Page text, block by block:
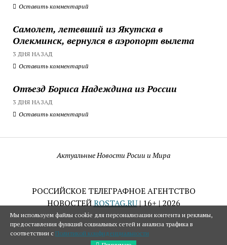
Оставить комментарий
Самолет, летевший из Якутска в
Олекминск, вернулся в аэропорт вылета
3 ДНЯ НАЗАД
Оставить комментарий
Отъезд Бориса Надеждина из России
3 ДНЯ НАЗАД
Оставить комментарий
Актуальные Новости Росии и Мира
РОССИЙСКОЕ ТЕЛЕГРАФНОЕ АГЕНТСТВО
НОВОСТЕЙROSTAG.RU| 16+ | 2026
Мы используем файлы cookie для персонализации контента и рекламы,
предоставления функций социальных сетей и анализа трафика в
соответствии с Политикой конфиденциальности